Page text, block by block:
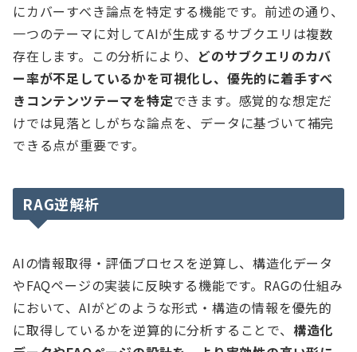
にカバーすべき論点を特定する機能です。前述の通り、
一つのテーマに対してAIが生成するサブクエリは複数
存在します。この分析により、 どのサブクエリのカバ
ー率が不足しているかを可視化し、優先的に着手すべ
きコンテンツテーマを特定できます。感覚的な想定だ
けでは見落としがちな論点を、データに基づいて補完
できる点が重要です。
RAG逆解析
AIの情報取得・評価プロセスを逆算し、構造化データ
やFAQページの実装に反映する機能です。RAGの仕組み
において、AIがどのような形式・構造の情報を優先的
に取得しているかを逆算的に分析することで、 構造化